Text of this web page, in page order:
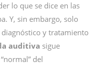
lo que se dice en las
Y, sin embargo, solo
y tratamiento
auditiva sigue
del